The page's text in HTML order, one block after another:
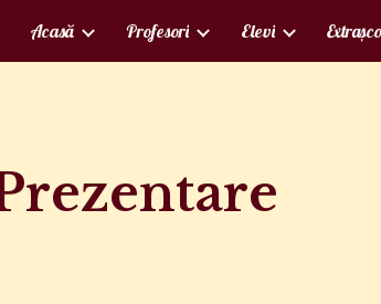
Skip to
Acasă Profesori Elevi